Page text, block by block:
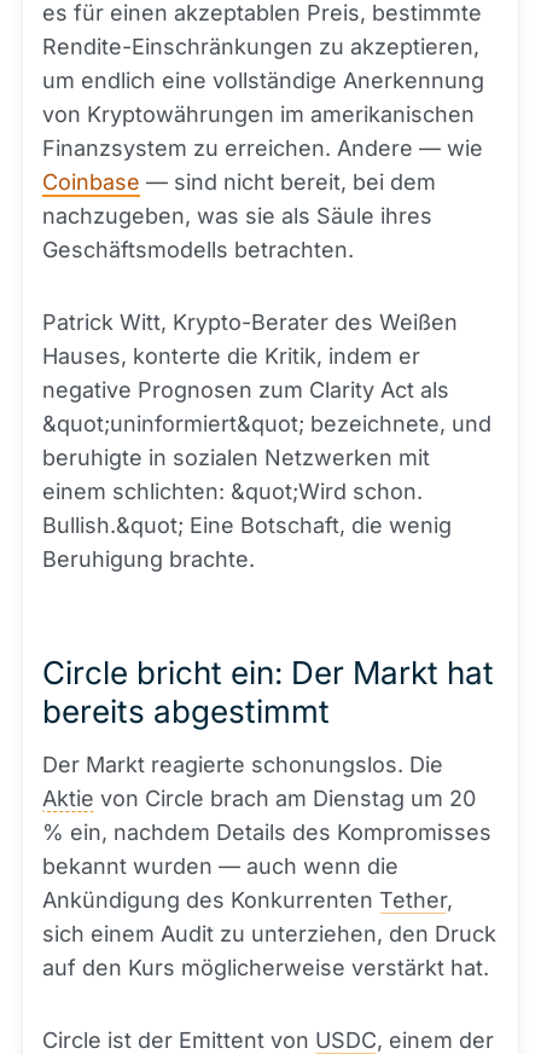
es für einen akzeptablen Preis, bestimmte
Rendite-Einschränkungen zu akzeptieren,
um endlich eine vollständige Anerkennung
von Kryptowährungen im amerikanischen
Finanzsystem zu erreichen. Andere — wie
Coinbase — sind nicht bereit, bei dem
nachzugeben, was sie als Säule ihres
Geschäftsmodells betrachten.
Patrick Witt, Krypto-Berater des Weißen
Hauses, konterte die Kritik, indem er
negative Prognosen zum Clarity Act als
&quot;uninformiert&quot; bezeichnete, und
beruhigte in sozialen Netzwerken mit
einem schlichten: &quot;Wird schon.
Bullish.&quot; Eine Botschaft, die wenig
Beruhigung brachte.
Circle bricht ein: Der Markt hat
bereits abgestimmt
Der Markt reagierte schonungslos. Die
Aktie von Circle brach am Dienstag um 20
% ein, nachdem Details des Kompromisses
bekannt wurden — auch wenn die
Ankündigung des Konkurrenten Tether,
sich einem Audit zu unterziehen, den Druck
auf den Kurs möglicherweise verstärkt hat.
Circle ist der Emittent von USDC, einem der